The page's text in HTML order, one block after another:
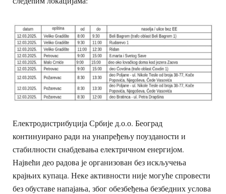
Електродистрибуција Србије д.о.о. Београд
континуирано ради на унапређењу поузданости и
стабилности снабдевања електричном енергијом.
Највећи део радова је организован без искључења
крајњих купаца. Неке активности није могуће спровести
без обуставе напајања, због обезбеђења безбедних услова